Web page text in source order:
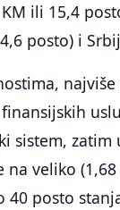
ili 15,4
posto) i
sistem,
veliko
posto